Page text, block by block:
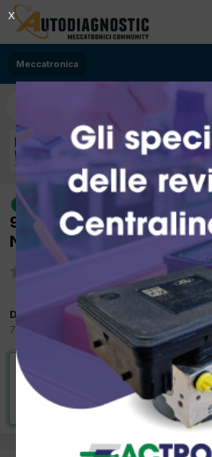
Meccatronica
risolto
[seat ibiza 12/2003
96Kw Diesel] INDICATORE
NON FUNZIONA E LA
Da macciocu
7 Aprile 2023
in Meccatronica
VAI ALLA
Risolta da delta, 7
X